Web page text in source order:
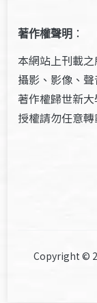
著作權聲明 ：
本網站上刊載
攝影、影像、
著作權歸世新
授權請勿任意
Copyright ©